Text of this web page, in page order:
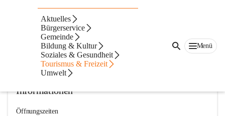
Aktuelles
Bürgerservice
Gemeinde
Bildung & Kultur
Soziales & Gesundheit
Tourismus & Freizeit
Umwelt
Menü
Landjugend Mettersdorf-Siebing
@landjugend-mettersdorf-siebing
Landjugend
In CITIES öffnen
Informationen
Öffnungszeiten